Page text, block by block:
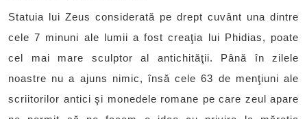
Statuia lui Zeus considerată pe drept cuvânt una dintre
cele 7 minuni ale lumii a fost creaţia lui Phidias, poate
cel mai mare sculptor al antichităţii. Până în zilele
noastre nu a ajuns nimic, însă cele 63 de menţiuni ale
scriitorilor antici şi monedele romane pe care zeul apare